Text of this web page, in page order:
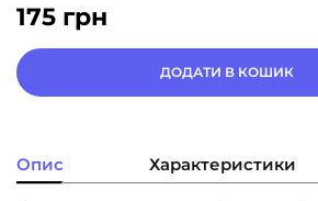
175 грн
ДОДАТИ В КОШИК
Опис Характеристики